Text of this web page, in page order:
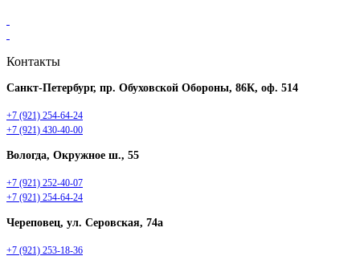
Контакты
Санкт-Петербург, пр. Обуховской Обороны, 86К, оф. 514
+7 (921) 254-64-24
+7 (921) 430-40-00
Вологда, Окружное ш., 55
+7 (921) 252-40-07
+7 (921) 254-64-24
Череповец, ул. Серовская, 74а
+7 (921) 253-18-36